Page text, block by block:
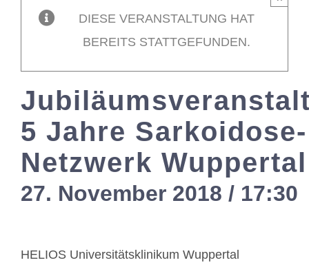
Mitglieder /
DIESE VERANSTALTUNG HAT
BEREITS STATTGEFUNDEN.
5 Jahre Sarkoidose-
Netzwerk Wuppertal
27. November 2018 / 17:30
HELIOS Universitätsklinikum Wuppertal